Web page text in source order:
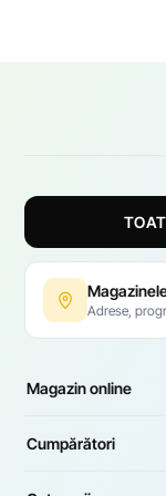
Adrese,
Magazin online
Cumpărători